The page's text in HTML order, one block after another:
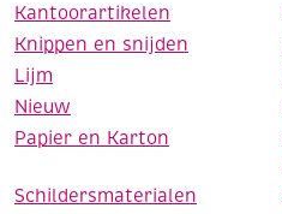
Kantoorartikelen
Knippen en snijden
Lijm
Nieuw
Papier en Karton
Schildersmaterialen